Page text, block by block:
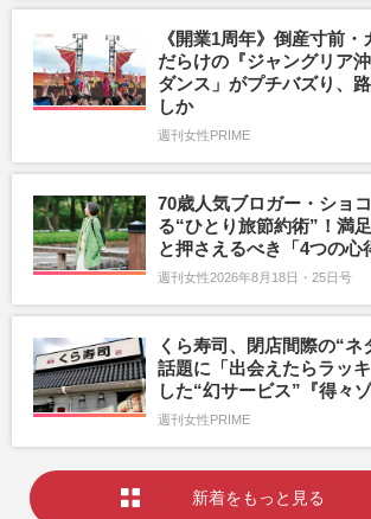
《開業1周年》倒産寸前
だらけの『ジャングリア
ダンス」がプチバズり、
しか
週刊女性PRIME
70歳人気ブロガー・ショ
る“ひとり旅節約術”！満
と押さえるべき「4つの心
週刊女性2026年8月18日・25日号
くら寿司、閉店間際の“ネ
話題に「出会えたらラッ
した“幻サービス”『得々
週刊女性PRIME
新着をもっと見る